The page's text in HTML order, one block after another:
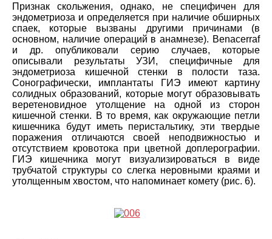
Признак скольжения, однако, не специфичен для
эндометриоза и определяется при наличие обширных
спаек, которые вызваны другими причинами (в
основном, наличие операций в анамнезе). Benacerraf
и др. опубликовали серию случаев, которые
описывали результаты УЗИ, специфичные для
эндометриоза кишечной стенки в полости таза.
Сонографически, имплантаты ГИЭ имеют картину
солидных образований, которые могут образовывать
веретеновидное утолщение на одной из сторон
кишечной стенки. В то время, как окружающие петли
кишечника будут иметь перистальтику, эти твердые
поражения отличаются своей неподвижностью и
отсутствием кровотока при цветной доплерографии.
ГИЭ кишечника могут визуализироваться в виде
трубчатой структуры со слегка неровными краями и
утолщенным хвостом, что напоминает комету (рис. 6).